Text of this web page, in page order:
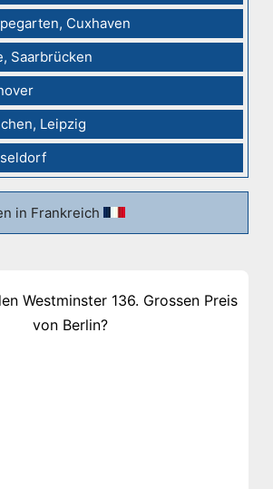
Cuxhaven
Saarbrücken
Leipzig
in Frankreich
Westminster 136. Grossen Preis
von Berlin?